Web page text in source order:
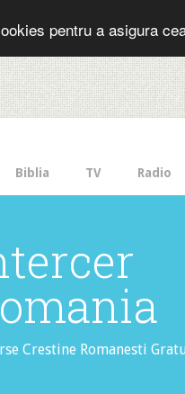
pentru a asigura
Biblia TV Radio
Crestine Romanesti